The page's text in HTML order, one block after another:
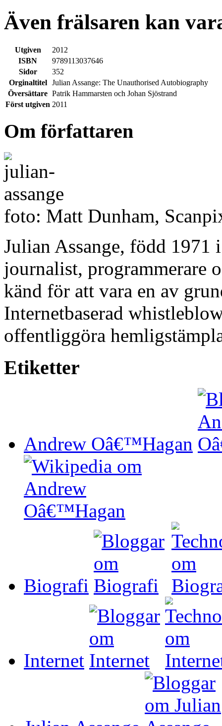
Även frälsaren kan
Utgiven
2012
ISBN
9789113037646
Sidor
352
Orginaltitel
Julian Assange: The Unauthorised Autobiography
Översättare Patrik Hammarsten och Johan Sjöstrand
Först utgiven 2011
Om författaren
foto: Matt Dunham,
Julian Assange, född 1971
journalist, programmerare
känd för att vara en av
Internetbaserad
offentliggöra
Etiketter
Andrew Oâ€™Hagan
Biografi
Internet